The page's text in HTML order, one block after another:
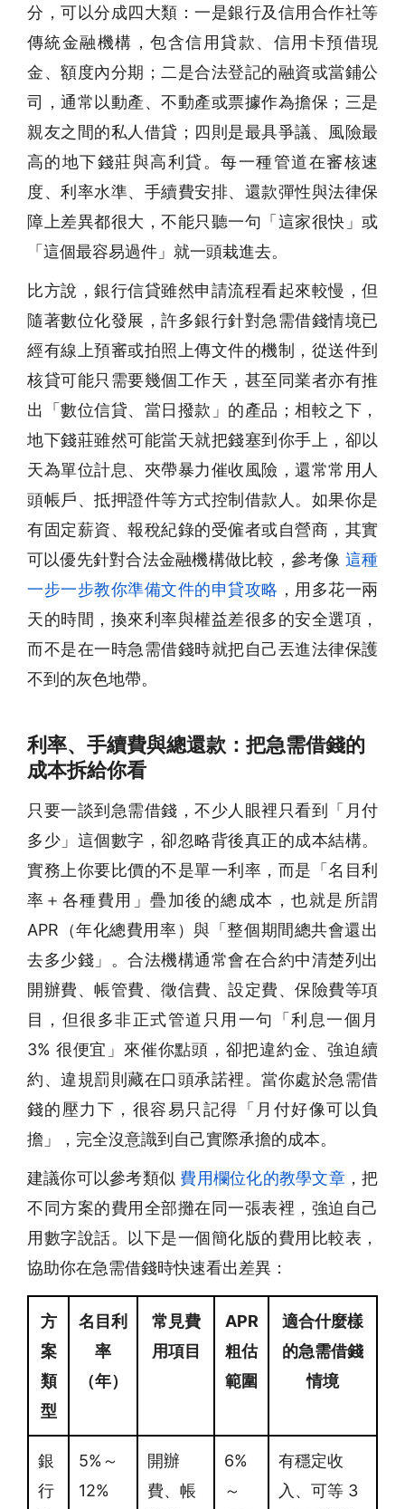
分，可以分成四大類：一是銀行及信用合作社等
傳統金融機構，包含信用貸款、信用卡預借現
金、額度內分期；二是合法登記的融資或當鋪公
司，通常以動產、不動產或票據作為擔保；三是
親友之間的私人借貸；四則是最具爭議、風險最
高的地下錢莊與高利貸。每一種管道在審核速
度、利率水準、手續費安排、還款彈性與法律保
障上差異都很大，不能只聽一句「這家很快」或
「這個最容易過件」就一頭栽進去。
比方說，銀行信貸雖然申請流程看起來較慢，但
隨著數位化發展，許多銀行針對急需借錢情境已
經有線上預審或拍照上傳文件的機制，從送件到
核貸可能只需要幾個工作天，甚至同業者亦有推
出「數位信貸、當日撥款」的產品；相較之下，
地下錢莊雖然可能當天就把錢塞到你手上，卻以
天為單位計息、夾帶暴力催收風險，還常常用人
頭帳戶、抵押證件等方式控制借款人。如果你是
有固定薪資、報稅紀錄的受僱者或自營商，其實
可以優先針對合法金融機構做比較，參考像 這種
一步一步教你準備文件的申貸攻略 ，用多花一兩
天的時間，換來利率與權益差很多的安全選項，
而不是在一時急需借錢時就把自己丟進法律保護
不到的灰色地帶。
利率、手續費與總還款：把急需借錢的
成本拆給你看
只要一談到 急需借錢 ，不少人眼裡只看到「月付
多少」這個數字，卻忽略背後真正的成本結構。
實務上你要比價的不是單一利率，而是「名目利
率＋各種費用」疊加後的總成本，也就是所謂
APR（年化總費用率）與「整個期間總共會還出
去多少錢」。合法機構通常會在合約中清楚列出
開辦費、帳管費、徵信費、設定費、保險費等項
目，但很多非正式管道只用一句「利息一個月
3% 很便宜」來催你點頭，卻把違約金、強迫續
約、違規罰則藏在口頭承諾裡。當你處於急需借
錢的壓力下，很容易只記得「月付好像可以負
擔」，完全沒意識到自己實際承擔的成本。
建議你可以參考類似 費用欄位化的教學文章，把
不同方案的費用全部攤在同一張表裡，強迫自己
用數字說話。以下是一個簡化版的費用比較表，
協助你在急需借錢時快速看出差異：
方
案
類
型
名目利
率
（年）
常見費
用項目
APR
粗估
範圍
適合什麼樣
的急需借錢
情境
銀
行
5%～
12%
開辦
費、帳
6%
～
有穩定收
入、可等 3